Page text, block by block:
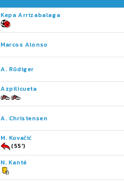
Kepa Arrizabalaga
Marcos Alonso
A. Rüdiger
Azpilicueta
A. Christensen
M. Kovačić
(55')
N. Kanté